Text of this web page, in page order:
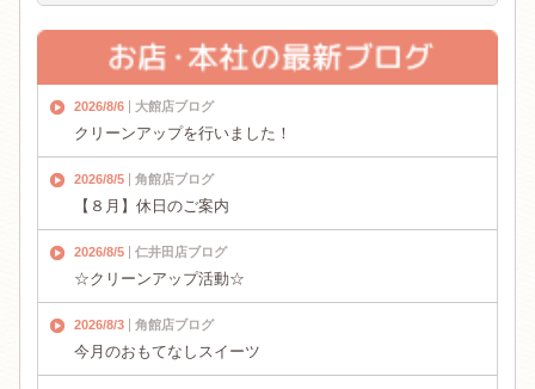
2026/8/6 大館店ブログ
クリーンアップを行いました！
2026/8/5 角館店ブログ
【８月】休日のご案内
2026/8/5 仁井田店ブログ
☆クリーンアップ活動☆
2026/8/3 角館店ブログ
今月のおもてなしスイーツ